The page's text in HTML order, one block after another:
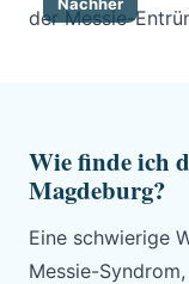
Wie finde ich
Magdeburg?
Eine schwierige
Messie-